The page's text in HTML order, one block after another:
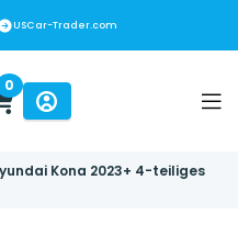
USCar-Trader.com
0
Kona 2023+ 4-teiliges